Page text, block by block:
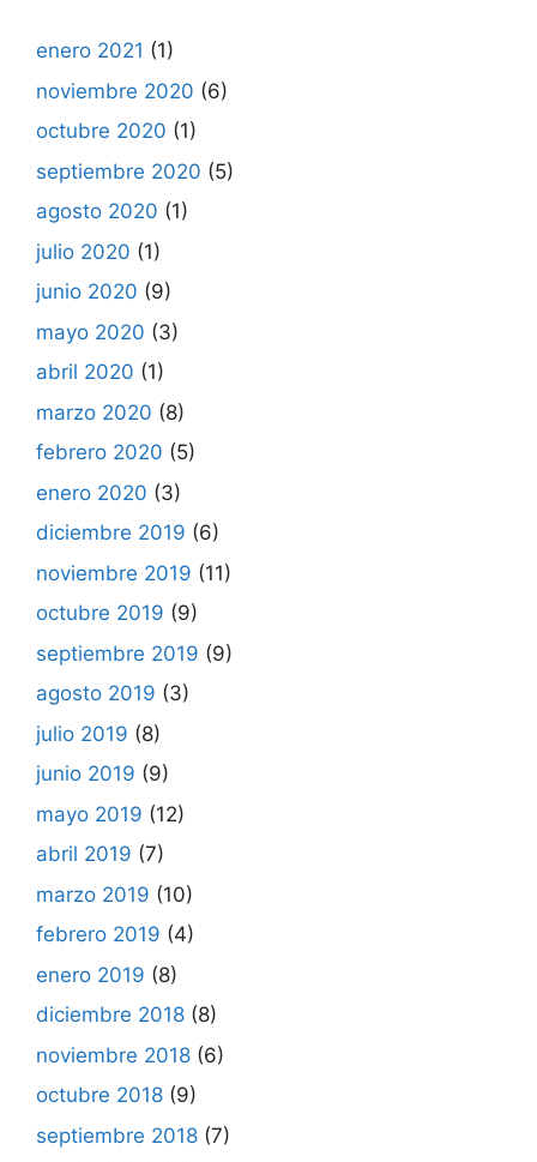
enero 2021 (1)
noviembre 2020 (6)
octubre 2020 (1)
septiembre 2020 (5)
agosto 2020 (1)
julio 2020 (1)
junio 2020 (9)
mayo 2020 (3)
abril 2020 (1)
marzo 2020 (8)
febrero 2020 (5)
enero 2020 (3)
diciembre 2019 (6)
noviembre 2019 (11)
octubre 2019 (9)
septiembre 2019 (9)
agosto 2019 (3)
julio 2019 (8)
junio 2019 (9)
mayo 2019 (12)
abril 2019 (7)
marzo 2019 (10)
febrero 2019 (4)
enero 2019 (8)
diciembre 2018 (8)
noviembre 2018 (6)
octubre 2018 (9)
septiembre 2018 (7)